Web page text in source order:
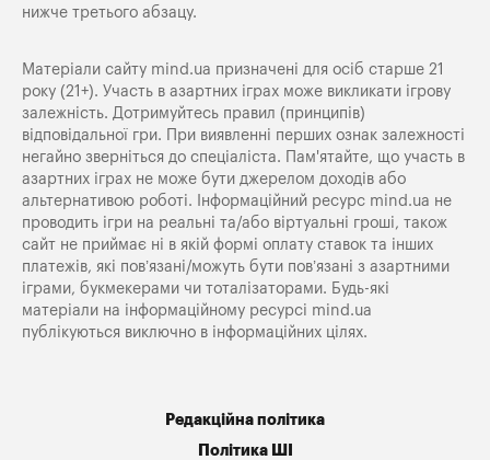
нижче третього абзацу.
Матеріали сайту mind.ua призначені для осіб старше 21
року (21+). Участь в азартних іграх може викликати ігрову
залежність. Дотримуйтесь правил (принципів)
відповідальної гри. При виявленні перших ознак залежності
негайно зверніться до спеціаліста. Пам'ятайте, що участь в
азартних іграх не може бути джерелом доходів або
альтернативою роботі. Інформаційний ресурс mind.ua не
проводить ігри на реальні та/або віртуальні гроші, також
сайт не приймає ні в якій формі оплату ставок та інших
платежів, які пов’язані/можуть бути пов’язані з азартними
іграми, букмекерами чи тоталізаторами. Будь-які
матеріали на інформаційному ресурсі mind.ua
публікуються виключно в інформаційних цілях.
Редакційна політика
Політика ШІ